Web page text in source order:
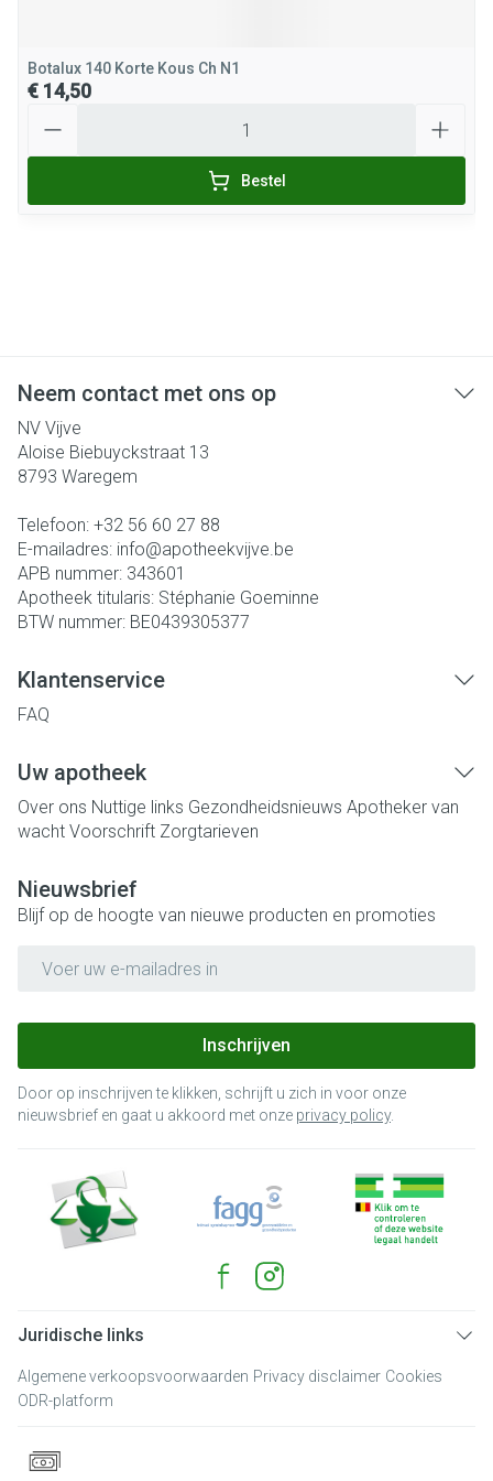
Botalux 140 Korte Kous Ch N1
€ 14,50
Bestel
Neem contact met ons op
NV Vijve
Aloise Biebuyckstraat 13
8793 Waregem
Telefoon: +32 56 60 27 88
E-mailadres: info@apotheekvijve.be
APB nummer: 343601
Apotheek titularis: Stéphanie Goeminne
BTW nummer: BE0439305377
Klantenservice
FAQ
Uw apotheek
Over ons Nuttige links Gezondheidsnieuws Apotheker van
wacht Voorschrift Zorgtarieven
Nieuwsbrief
Blijf op de hoogte van nieuwe producten en promoties
Inschrijven
Door op inschrijven te klikken, schrijft u zich in voor onze
nieuwsbrief en gaat u akkoord met onze privacy policy.
Juridische links
Algemene verkoopsvoorwaarden Privacy disclaimer Cookies
ODR-platform